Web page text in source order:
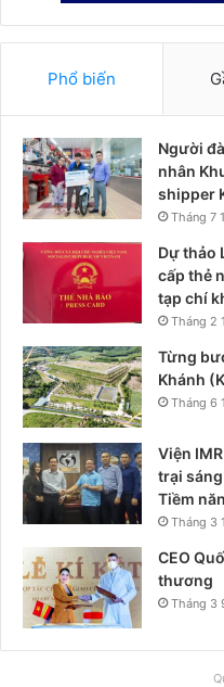
Phổ biến
Người
nhân
shipper
Tháng 7
Dự thảo
cấp thẻ
tạp chí
Tháng 2
Từng
Khánh
Tháng 6
Viện
trại
Tiềm
Tháng 3
CEO
thương
Tháng 3